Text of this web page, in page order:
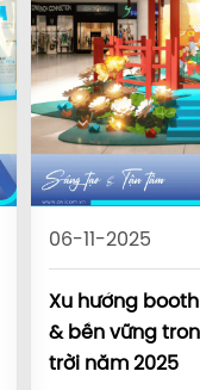
06-11-2025
Xu hướng
& bền vững
trời năm 2025